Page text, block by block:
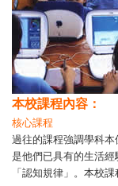
本校課程內容：
核心課程
過往的課程強調學科本
是他們已具有的生活
「認知規律」。本校